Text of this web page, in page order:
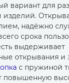
вариант для
изделий.
надёжно
срока
выдерживает
открывания и
с пружиной
повышенную